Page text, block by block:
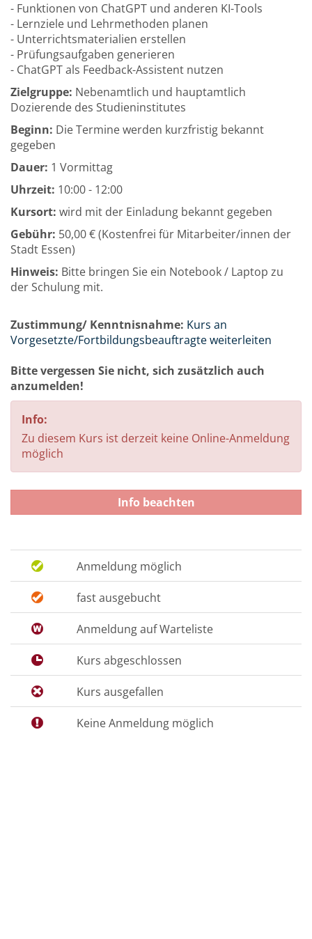
- Funktionen von ChatGPT und anderen KI-Tools
- Lernziele und Lehrmethoden planen
- Unterrichtsmaterialien erstellen
- Prüfungsaufgaben generieren
- ChatGPT als Feedback-Assistent nutzen
Zielgruppe: Nebenamtlich und hauptamtlich
Dozierende des Studieninstitutes
Beginn: Die Termine werden kurzfristig bekannt
gegeben
Dauer: 1 Vormittag
Uhrzeit: 10:00 - 12:00
Kursort: wird mit der Einladung bekannt gegeben
Gebühr: 50,00 € (Kostenfrei für Mitarbeiter/innen der
Stadt Essen)
Hinweis: Bitte bringen Sie ein Notebook / Laptop zu
der Schulung mit.
Zustimmung/ Kenntnisnahme: Kurs an
Vorgesetzte/Fortbildungsbeauftragte weiterleiten
Bitte vergessen Sie nicht, sich zusätzlich auch
anzumelden!
Info:
Zu diesem Kurs ist derzeit keine Online-Anmeldung
möglich
Info beachten
Anmeldung möglich
fast ausgebucht
Anmeldung auf Warteliste
Kurs abgeschlossen
Kurs ausgefallen
Keine Anmeldung möglich